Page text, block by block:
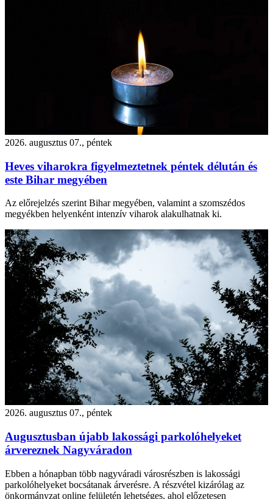
2026. augusztus 07., péntek
Heves viharokra figyelmeztetnek péntek délután és
este Bihar megyében
Az előrejelzés szerint Bihar megyében, valamint a szomszédos
megyékben helyenként intenzív viharok alakulhatnak ki.
2026. augusztus 07., péntek
Augusztusban újabb lakossági parkolóhelyeket
árvereznek Nagyváradon
Ebben a hónapban több nagyváradi városrészben is lakossági
parkolóhelyeket bocsátanak árverésre. A részvétel kizárólag az
önkormányzat online felületén lehetséges, ahol előzetesen